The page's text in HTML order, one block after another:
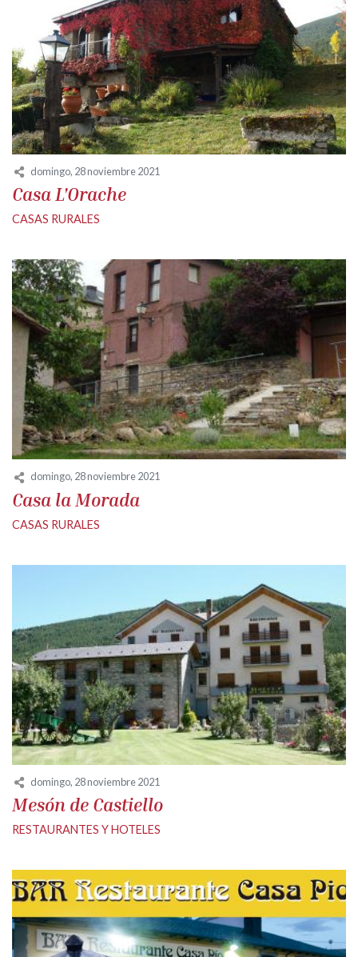
domingo, 28 noviembre 2021
Casa L'Orache
CASAS RURALES
domingo, 28 noviembre 2021
Casa la Morada
CASAS RURALES
domingo, 28 noviembre 2021
Mesón de Castiello
RESTAURANTES Y HOTELES